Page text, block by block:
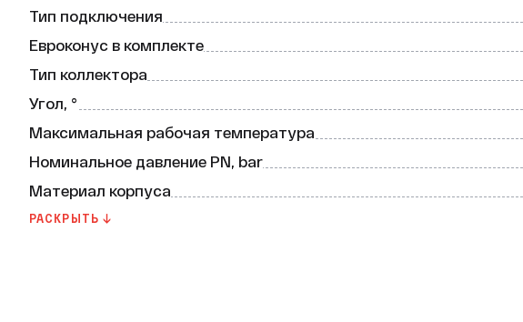
Тип подключения
Евроконус в комплекте
Тип коллектора
Угол, °
Максимальная рабочая температура
Номинальное давление PN, bar
Материал корпуса
Марка латуни
РАСКРЫТЬ ↓